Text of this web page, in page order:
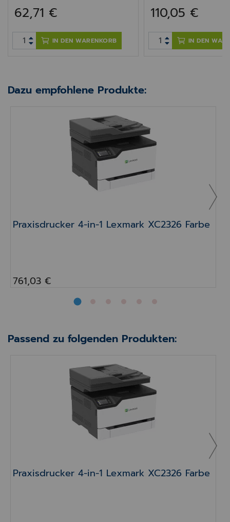
62,71 €
IN DEN WARENKORB
110,05 €
IN DEN
Dazu empfohlene Produkte:
Praxisdrucker 4-in-1 Lexmark XC2326 Farbe
Praxisdrucker 4-in-1 Lexmark XC2326 Farbe
761,03 €
Passend zu folgenden Produkten:
Praxisdrucker 4-in-1 Lexmark XC2326 Farbe
Praxisdrucker 4-in-1 Lexmark XC2326 Farbe